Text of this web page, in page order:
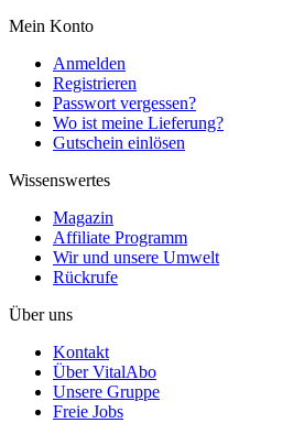
Mein Konto
Anmelden
Registrieren
Passwort vergessen?
Wo ist meine Lieferung?
Gutschein einlösen
Wissenswertes
Magazin
Affiliate Programm
Wir und unsere Umwelt
Rückrufe
Über uns
Kontakt
Über VitalAbo
Unsere Gruppe
Freie Jobs